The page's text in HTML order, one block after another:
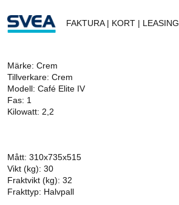
FAKTURA | KORT | LEASING
Märke: Crem
Tillverkare: Crem
Modell: Café Elite IV
Fas: 1
Kilowatt: 2,2
Mått: 310x735x515
Vikt (kg): 30
Fraktvikt (kg): 32
Frakttyp: Halvpall